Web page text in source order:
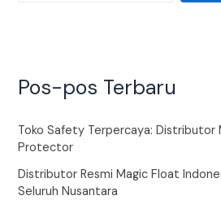
Pos-pos Terbaru
Toko Safety Terpercaya: Distributor
Protector
Distributor Resmi Magic Float
Seluruh Nusantara